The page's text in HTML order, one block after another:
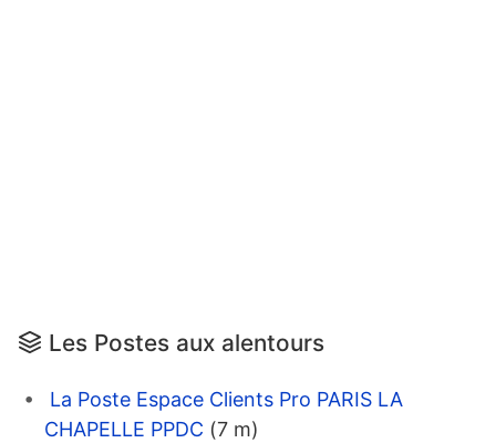
Les Postes aux alentours
La Poste Espace Clients Pro PARIS LA
CHAPELLE PPDC (7 m)